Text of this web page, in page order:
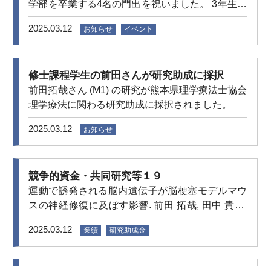
the brain related to maternal behavior」 Fan Q,
Takarada-Iemata M, Tanaka T, Hori O. 「The
unfolded protein response in vascular endothelial
cells contribute to function recovery after brain
学部を卒業する4名の門出を祝いました。 3年生の
皆さんからサプライズのプレゼントがあり、涙す
る学生も。。。 卒業生の皆さんの活躍を心より願
っています！
2025.03.12 お知らせ イベント
修士課程学生の前田さんが研究助成に採択
前田拓哉さん (M1) の研究が熊本県理学療法士協会
理学療法に関わる研究助成に採択されました。
2025.03.12 お知らせ
競争的資金・共同研究等１９
運動で誘発される脳内遺伝子が脳梗塞モデルマウ
スの神経修復に及ぼす影響. 前田 拓哉, 田中 貴士.
熊本県理学療法士協会 理学療法に関わる研究助成.
2025年4月–2027年3月
2025.03.12 業績 研究助成金